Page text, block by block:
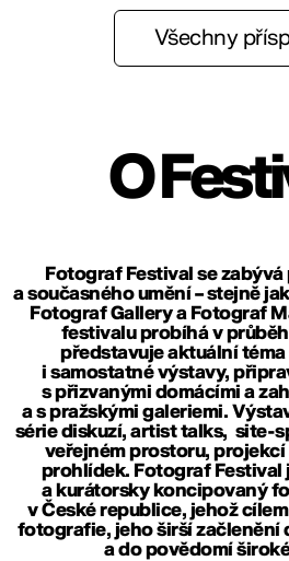
Všechny
O
Fotograf Festival se
a současného umění – stejně
Fotograf Gallerya Fotograf
festivalu probíhá v
představuje aktuální
i samostatné výstavy,
s přizvanými domácími a
a s pražskými galeriemi.
série diskuzí, artist talks, site-
veřejném prostoru,
prohlídek. Fotograf Festival
a kurátorsky koncipovaný
v České republice, jehož
fotografie, jeho širší začlenění
a do povědomí